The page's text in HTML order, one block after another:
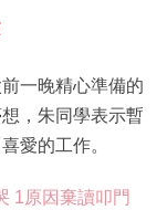
一晚精心準備的
，朱同學表示暫
愛的工作。
1原因棄讀叩門